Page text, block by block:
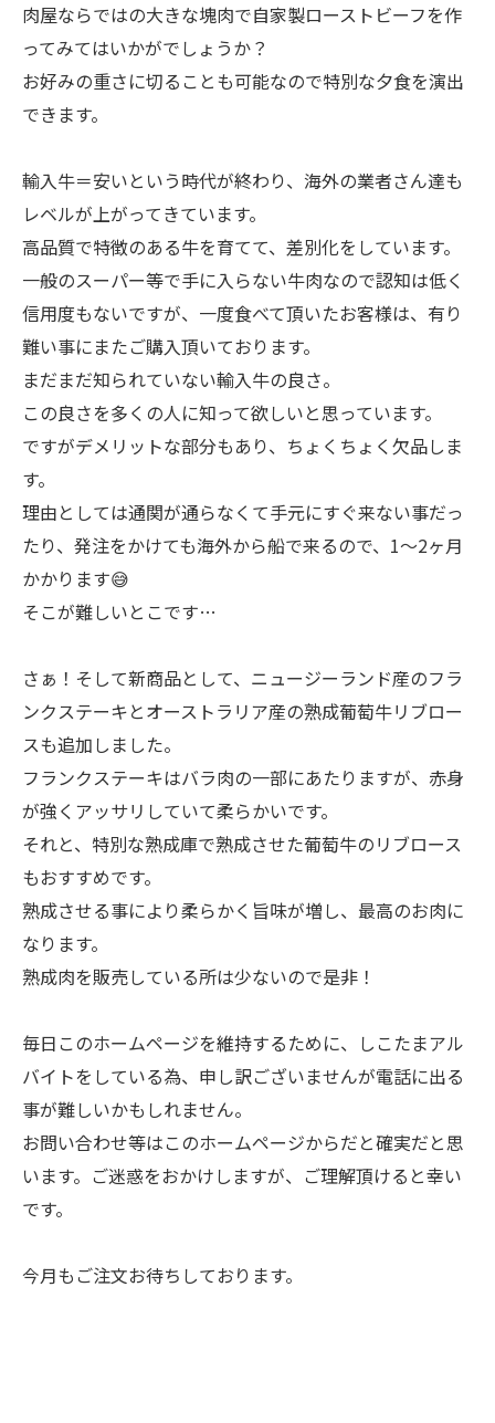
肉屋ならではの大きな塊肉で自家製ローストビーフを作
ってみてはいかがでしょうか？
お好みの重さに切ることも可能なので特別な夕食を演出
できます。
輸入牛＝安いという時代が終わり、海外の業者さん達も
レベルが上がってきています。
高品質で特徴のある牛を育てて、差別化をしています。
一般のスーパー等で手に入らない牛肉なので認知は低く
信用度もないですが、一度食べて頂いたお客様は、有り
難い事にまたご購入頂いております。
まだまだ知られていない輸入牛の良さ。
この良さを多くの人に知って欲しいと思っています。
ですがデメリットな部分もあり、ちょくちょく欠品しま
す。
理由としては通関が通らなくて手元にすぐ来ない事だっ
たり、発注をかけても海外から船で来るので、1〜2ヶ月
かかります😅
そこが難しいとこです…
さぁ！そして新商品として、ニュージーランド産のフラ
ンクステーキとオーストラリア産の熟成葡萄牛リブロー
スも追加しました。
フランクステーキはバラ肉の一部にあたりますが、赤身
が強くアッサリしていて柔らかいです。
それと、特別な熟成庫で熟成させた葡萄牛のリブロース
もおすすめです。
熟成させる事により柔らかく旨味が増し、最高のお肉に
なります。
熟成肉を販売している所は少ないので是非！
毎日このホームページを維持するために、しこたまアル
バイトをしている為、申し訳ございませんが電話に出る
事が難しいかもしれません。
お問い合わせ等はこのホームページからだと確実だと思
います。ご迷惑をおかけしますが、ご理解頂けると幸い
です。
今月もご注文お待ちしております。